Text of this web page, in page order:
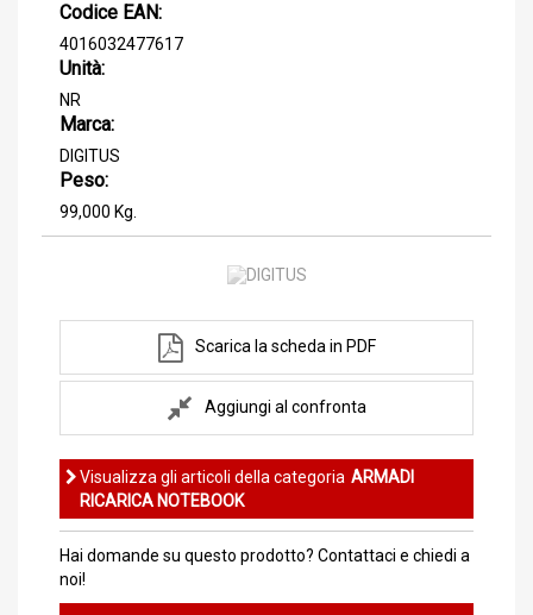
Codice EAN:
4016032477617
Unità:
NR
Marca:
DIGITUS
Peso:
99,000 Kg.
Scarica la scheda in PDF
Aggiungi al confronta
Visualizza gli articoli della categoria ARMADI
RICARICA NOTEBOOK
Hai domande su questo prodotto? Contattaci e chiedi a
noi!